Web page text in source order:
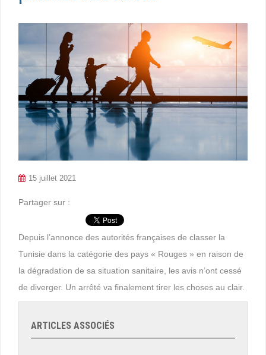
15 juillet 2021
Partager sur :
Depuis l’annonce des autorités françaises de classer la
Tunisie dans la catégorie des pays « Rouges » en raison de
la dégradation de sa situation sanitaire, les avis n’ont cessé
de diverger. Un arrêté va finalement tirer les choses au clair.
ARTICLES ASSOCIÉS